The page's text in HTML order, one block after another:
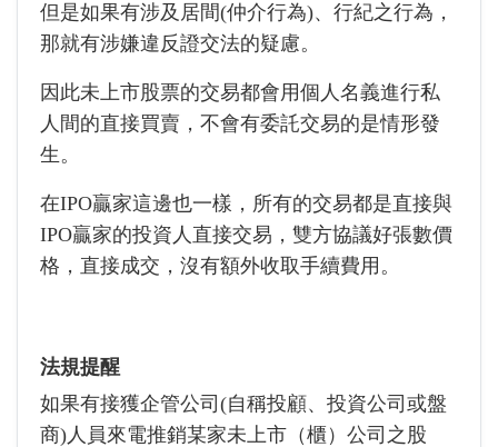
但是如果有涉及居間(仲介行為)、行紀之行為，
那就有涉嫌違反證交法的疑慮。
因此未上市股票的交易都會用個人名義進行私
人間的直接買賣，不會有委託交易的是情形發
生。
在IPO贏家這邊也一樣，所有的交易都是直接與
IPO贏家的投資人直接交易，雙方協議好張數價
格，直接成交，沒有額外收取手續費用。
法規提醒
如果有接獲企管公司(自稱投顧、投資公司或盤
商)人員來電推銷某家未上市（櫃）公司之股